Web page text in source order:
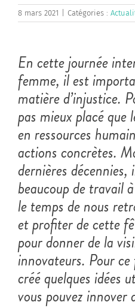
8 mars 2021 Catégories :
En cette journée
femme, il est
matière d’injustice.
pas mieux placé que
en ressources
actions concrètes.
dernières
beaucoup de travail
le temps de nous
et profiter de cette
pour donner de la
innovateurs. Pour
créé quelques idées
vous pouvez innover